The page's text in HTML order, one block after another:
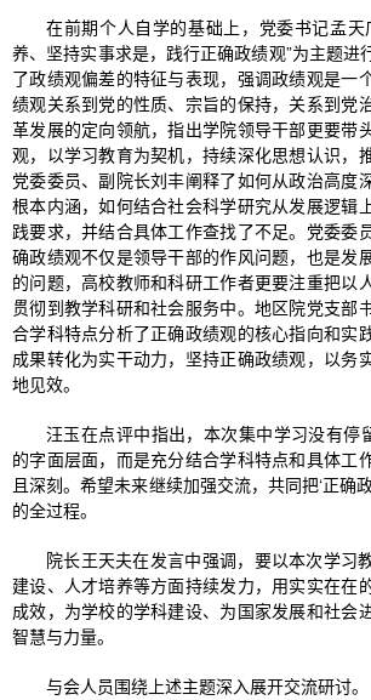
在前期个人自学的基础上，党委书记孟天
养、坚持实事求是，践行正确政绩观”为主题进
了政绩观偏差的特征与表现，强调政绩观是一
绩观关系到党的性质、宗旨的保持，关系到党
革发展的定向领航，指出学院领导干部更要带
观，以学习教育为契机，持续深化思想认识，
党委委员、副院长刘丰阐释了如何从政治高度
根本内涵，如何结合社会科学研究从发展逻辑
践要求，并结合具体工作查找了不足。党委委
确政绩观不仅是领导干部的作风问题，也是发
的问题，高校教师和科研工作者更要注重把以
贯彻到教学科研和社会服务中。地区院党支部
合学科特点分析了正确政绩观的核心指向和实
成果转化为实干动力，坚持正确政绩观，以务
地见效。
汪玉在点评中指出，本次集中学习没有停
的字面层面，而是充分结合学科特点和具体工
且深刻。希望未来继续加强交流，共同把‘正确
的全过程。
院长王天夫在发言中强调，要以本次学习
建设、人才培养等方面持续发力，用实实在在
成效，为学校的学科建设、为国家发展和社会
智慧与力量。
与会人员围绕上述主题深入展开交流研讨。